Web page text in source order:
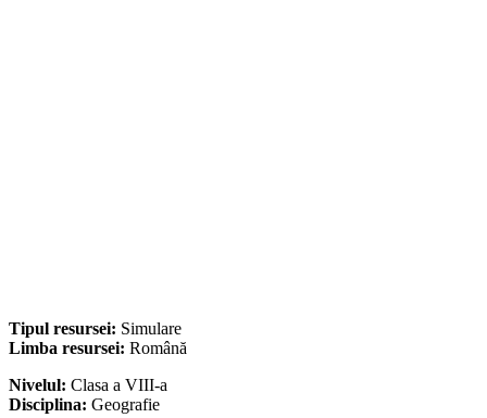
Tipul resursei: Simulare
Limba resursei: Română
Nivelul: Clasa a VIII-a
Disciplina: Geografie